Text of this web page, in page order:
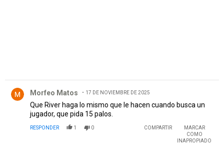
Morfeo Matos 17 DE NOVIEMBRE DE 2025
Que River haga lo mismo que le hacen cuando busca un
jugador, que pida 15 palos.
RESPONDER 1 0 COMPARTIR
MARCAR
COMO
INAPROPIADO